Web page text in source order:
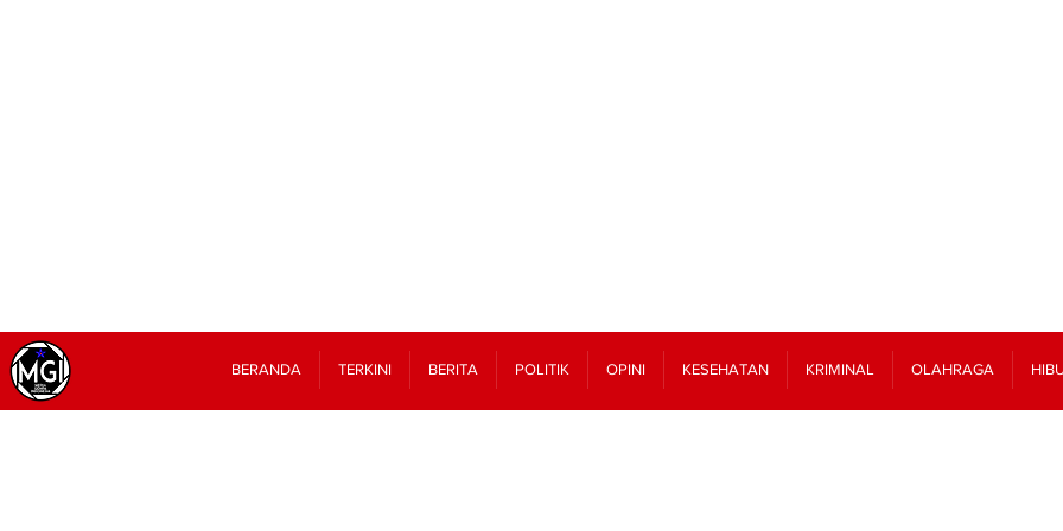
BERANDA TERKINI BERITA POLITIK OPINI KESEHATAN KRIMINAL OLAHRAGA